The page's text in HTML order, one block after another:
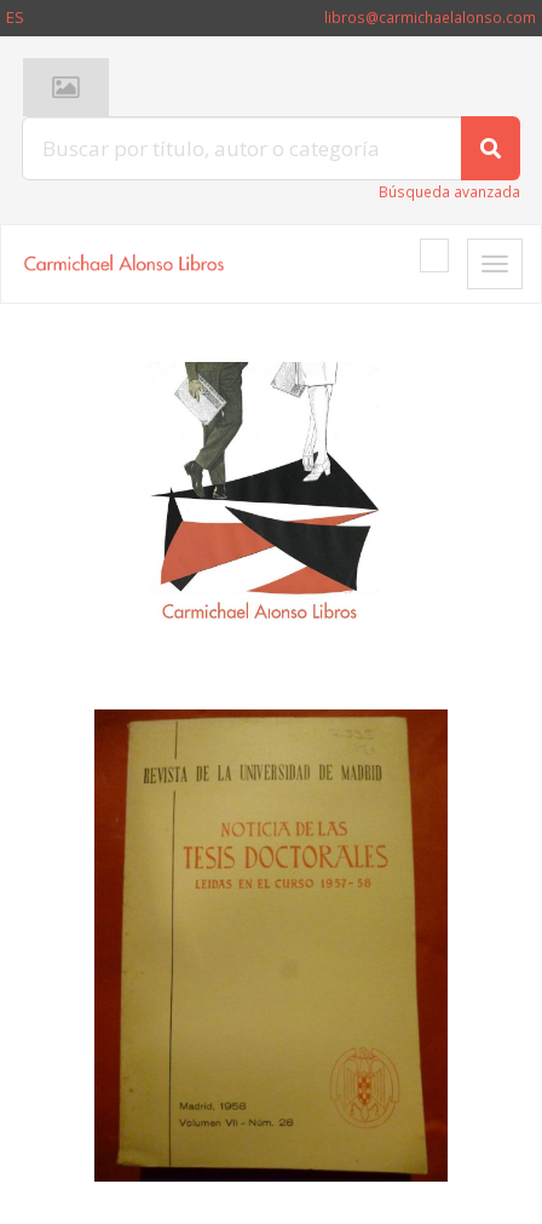
ES libros@carmichaelalonso.com
Búsqueda avanzada
Toggle